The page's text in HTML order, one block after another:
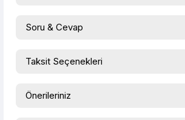
Soru & Cevap
Taksit Seçenekleri
Önerileriniz